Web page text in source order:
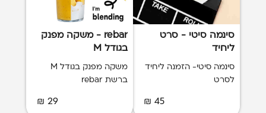
סינמה סיטי - סרט
ליחיד
סינמה סיטי- הזמנה ליחיד
לסרט
45 ₪
rebar - משקה מפנק
בגודל M
משקה מפנק בגודל M
ברשת rebar
29 ₪